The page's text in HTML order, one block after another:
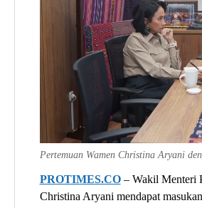
Pertemuan Wamen Christina Aryani
PROTIMES.CO– Wakil Menteri
Christina Aryani mendapat